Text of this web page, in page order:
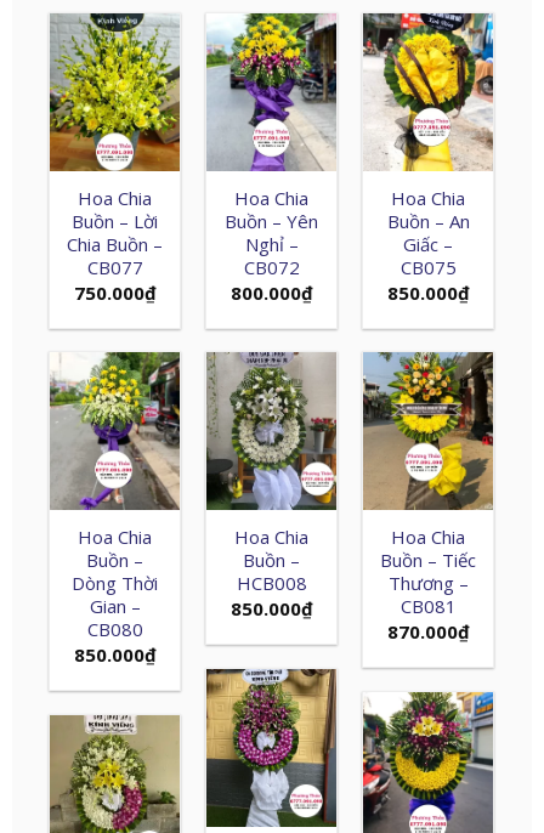
Hoa Chia
Buồn – Lời
Chia Buồn –
CB077
750.000₫
Hoa Chia
Buồn – Yên
Nghỉ –
CB072
800.000₫
Hoa Chia
Buồn – An
Giấc –
CB075
850.000₫
Hoa Chia
Buồn –
Dòng Thời
Gian –
CB080
850.000₫
Hoa Chia
Buồn –
HCB008
850.000₫
Hoa Chia
Buồn – Tiếc
Thương –
CB081
870.000₫